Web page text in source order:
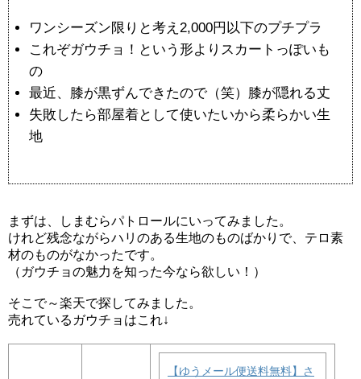
ワンシーズン限りと考え2,000円以下のプチプラ
これぞガウチョ！という形よりスカートっぽいも
の
最近、膝が黒ずんできたので（笑）膝が隠れる丈
失敗したら部屋着として使いたいから柔らかい生
地
まずは、しまむらパトロールにいってみました。
けれど残念ながらハリのある生地のものばかりで、テロ素
材のものがなかったです。
（ガウチョの魅力を知った今なら欲しい！）
そこで～楽天で探してみました。
売れているガウチョはこれ↓
【ゆうメール便送料無料】さ